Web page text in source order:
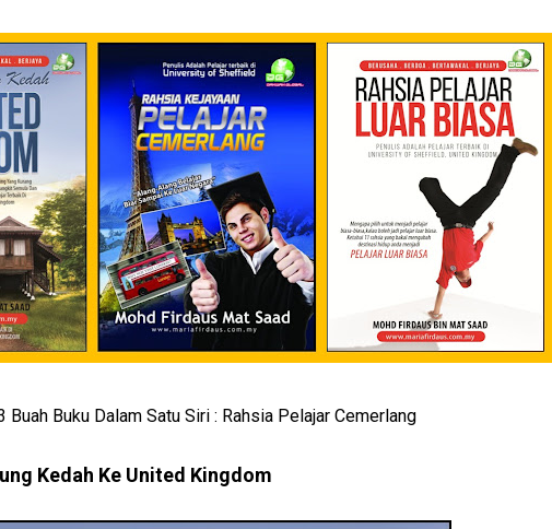
Buah Buku Dalam Satu Siri : Rahsia Pelajar Cemerlang
Kedah Ke United Kingdom